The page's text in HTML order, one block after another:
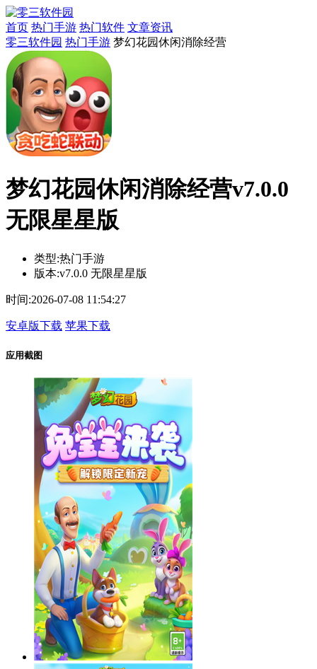
首页 热门手游 热门软件 文章资讯
零三软件园 热门手游 梦幻花园休闲消除经营
梦幻花园休闲消除经营v7.0.0
无限星星版
类型:热门手游
版本:v7.0.0 无限星星版
时间:2026-07-08 11:54:27
安卓版下载 苹果下载
应用截图